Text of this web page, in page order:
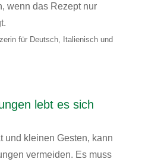
wenn das Rezept nur
für Deutsch, Italienisch und
lebt es sich
und kleinen Gesten, kann
vermeiden. Es muss